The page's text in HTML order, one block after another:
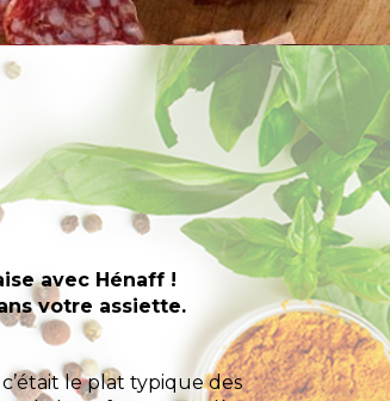
avec Hénaff !
votre assiette.
le plat typique des